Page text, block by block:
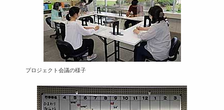
プロジェクト会議の様子